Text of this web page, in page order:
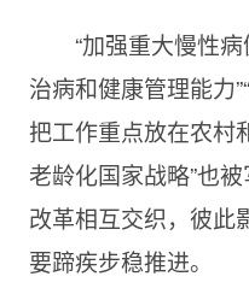
“加强重大慢性
治病和健康管理能力
把工作重点放在农村
老龄化国家战略”也
改革相互交织，彼此
要蹄疾步稳推进。